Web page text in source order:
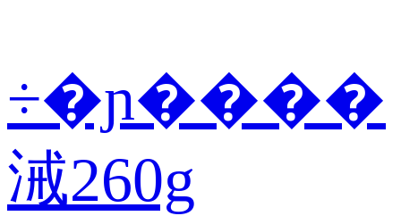
÷�ɲ����
㳦260g